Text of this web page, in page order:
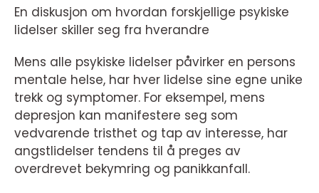
En diskusjon om hvordan forskjellige psykiske
lidelser skiller seg fra hverandre
Mens alle psykiske lidelser påvirker en persons
mentale helse, har hver lidelse sine egne unike
trekk og symptomer. For eksempel, mens
depresjon kan manifestere seg som
vedvarende tristhet og tap av interesse, har
angstlidelser tendens til å preges av
overdrevet bekymring og panikkanfall.